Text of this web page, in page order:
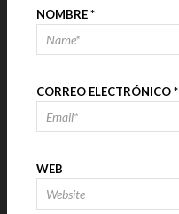
NOMBRE*
CORREO ELECTRÓNICO*
WEB